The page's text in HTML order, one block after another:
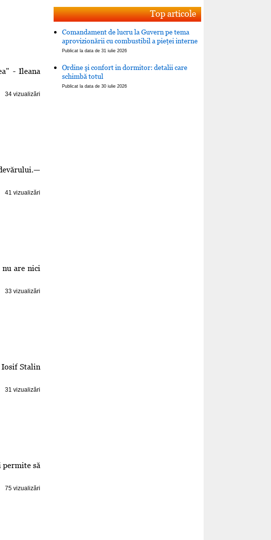
- Ileana
34 vizualizări
41 vizualizări
nu are nici
33 vizualizări
Iosif Stalin
31 vizualizări
permite să
75 vizualizări
Top articole
Comandament de lucru la Guvern pe tema
aprovizionării cu combustibil a pieţei interne
Publicat la data de 31 iulie 2026
Ordine şi confort in dormitor: detalii care
schimbă totul
Publicat la data de 30 iulie 2026